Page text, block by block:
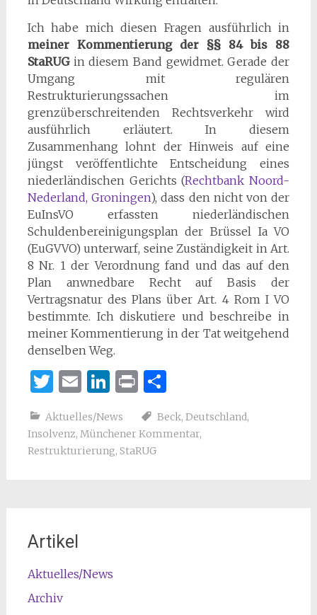
Ich habe mich diesen Fragen ausführlich in
meiner Kommentierung der §§ 84 bis 88
StaRUGin diesem Band gewidmet. Gerade der
Umgang mit regulären
Restrukturierungssachen im
grenzüberschreitenden Rechtsverkehr wird
ausführlich erläutert. In diesem
Zusammenhang lohnt der Hinweis auf eine
jüngst veröffentlichte Entscheidung eines
niederländischen Gerichts (Rechtbank Noord-
Nederland, Groningen), dass den nicht von der
EuInsVO erfassten niederländischen
Schuldenbereinigungsplan der Brüssel Ia VO
(EuGVVO) unterwarf, seine Zuständigkeit in Art.
8 Nr. 1 der Verordnung fand und das auf den
Plan anwnedbare Recht auf Basis der
Vertragsnatur des Plans über Art. 4 Rom I VO
bestimmte. Ich diskutiere und beschreibe in
meiner Kommentierung in der Tat weitgehend
denselben Weg.
Twitter
Email
LinkedIn
PrintTeilen
Aktuelles/News Beck, Deutschland,
Insolvenz, Münchener Kommentar,
Restrukturierung, StaRUG
Artikel
Aktuelles/News
Archiv